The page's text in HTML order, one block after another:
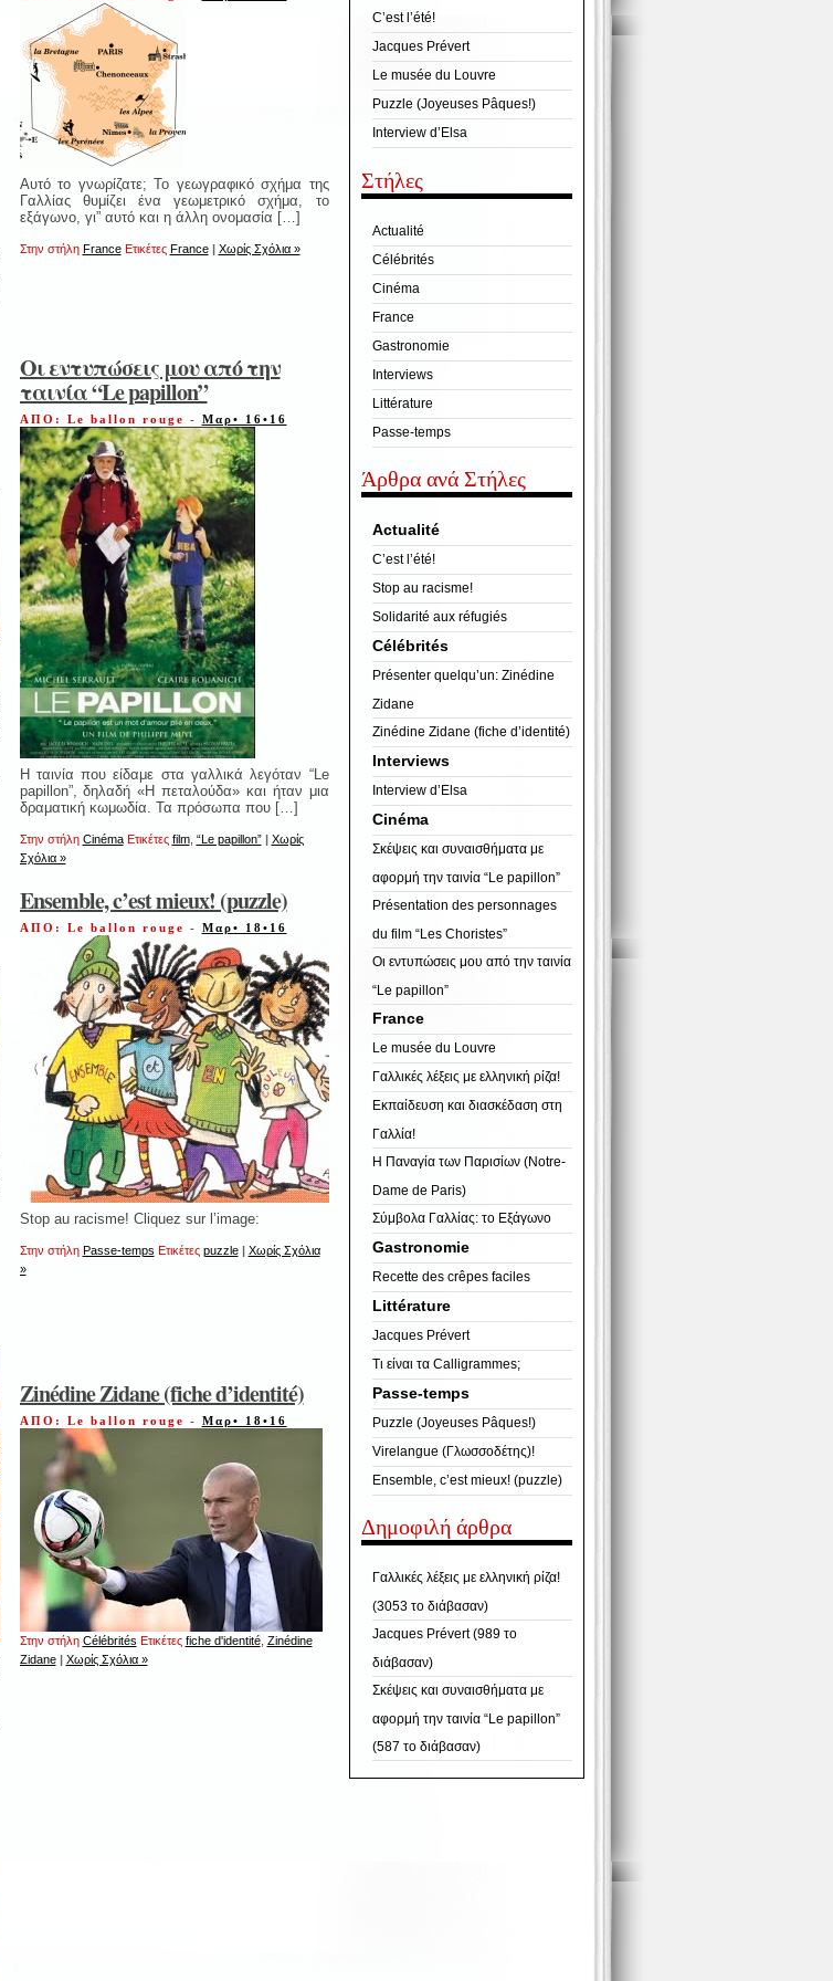
Αυτό το γνωρίζατε; Το γεωγραφικό σχήμα της
Γαλλίας θυμίζει ένα γεωμετρικό σχήμα, το
εξάγωνο, γι” αυτό και η άλλη ονομασία […]
Στην στήλη FranceΕτικέτες France | Χωρίς Σχόλια »
Οι εντυπώσεις μου από την
ταινία “Le papillon”
ΑΠΟ: Le ballon rouge - Μαρ• 16•16
Η ταινία που είδαμε στα γαλλικά λεγόταν “Le
papillon”, δηλαδή «H πεταλούδα» και ήταν μια
δραματική κωμωδία. Τα πρόσωπα που […]
Στην στήλη CinémaΕτικέτες film, “Le papillon” | Χωρίς
Σχόλια »
Ensemble, c’est mieux! (puzzle)
ΑΠΟ: Le ballon rouge - Μαρ• 18•16
Stop au racisme! Cliquez sur l’image:
Στην στήλη Passe-temps Ετικέτες puzzle | Χωρίς Σχόλια
»
Zinédine Zidane (fiche d’identité)
ΑΠΟ: Le ballon rouge - Μαρ• 18•16
Στην στήλη Célébrités Ετικέτες fiche d'identité, Zinédine
Zidane | Χωρίς Σχόλια »
C’est l’été!
Jacques Prévert
Le musée du Louvre
Puzzle (Joyeuses Pâques!)
Interview d’Elsa
Στήλες
Actualité
Célébrités
Cinéma
France
Gastronomie
Interviews
Littérature
Passe-temps
Άρθρα ανά Στήλες
Actualité
C’est l’été!
Stop au racisme!
Solidarité aux réfugiés
Célébrités
Présenter quelqu’un: Zinédine
Zidane
Zinédine Zidane (fiche d’identité)
Interviews
Interview d’Elsa
Cinéma
Σκέψεις και συναισθήματα με
αφορμή την ταινία “Le papillon”
Présentation des personnages
du film “Les Choristes”
Οι εντυπώσεις μου από την ταινία
“Le papillon”
France
Le musée du Louvre
Γαλλικές λέξεις με ελληνική ρίζα!
Εκπαίδευση και διασκέδαση στη
Γαλλία!
Η Παναγία των Παρισίων (Notre-
Dame de Paris)
Σύμβολα Γαλλίας: το Εξάγωνο
Gastronomie
Recette des crêpes faciles
Littérature
Jacques Prévert
Τι είναι τα Calligrammes;
Passe-temps
Puzzle (Joyeuses Pâques!)
Virelangue (Γλωσσοδέτης)!
Ensemble, c’est mieux! (puzzle)
Δημοφιλή άρθρα
Γαλλικές λέξεις με ελληνική ρίζα!
(3053 το διάβασαν)
Jacques Prévert (989 το
διάβασαν)
Σκέψεις και συναισθήματα με
αφορμή την ταινία “Le papillon”
(587 το διάβασαν)